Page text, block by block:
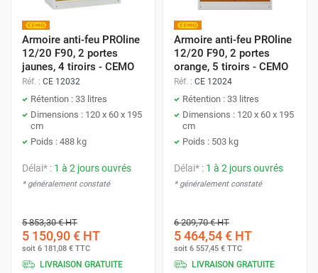
Armoire anti-feu PROline
12/20 F90, 2 portes
jaunes, 4 tiroirs - CEMO
Réf. : CE 12032
Rétention : 33 litres
Dimensions : 120 x 60 x 195
cm
Poids : 488 kg
Délai* : 1 à 2 jours ouvrés
* généralement constaté
5 853,30 €HT
5 150,90 € HT
soit 6 181,08 € TTC
LIVRAISON GRATUITE
Armoire anti-feu PROline
12/20 F90, 2 portes
orange, 5 tiroirs - CEMO
Réf. : CE 12024
Rétention : 33 litres
Dimensions : 120 x 60 x 195
cm
Poids : 503 kg
Délai* : 1 à 2 jours ouvrés
* généralement constaté
6 209,70 €HT
5 464,54 € HT
soit 6 557,45 € TTC
LIVRAISON GRATUITE